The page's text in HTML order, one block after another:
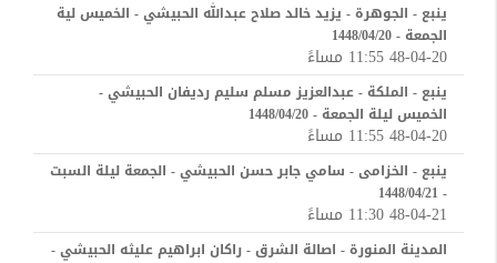
ينبع - الجوهرة - يزيد خالد صلاح عبدالله الحبيشي - الخميس لية
الجمعة - 1448/04/20
48-04-20 11:55 مساءً
ينبع - الملكة - عبدالعزيز مسلم سليم رديفان الحبيشي -
الخميس ليلة الجمعة - 1448/04/20
48-04-20 11:55 مساءً
ينبع - الخزامى - سامي جابر حسن الحبيشي - الجمعة ليلة السبت
- 1448/04/21
48-04-21 11:30 مساءً
المدينة المنورة - اصالة الشرق - راكان ابراهيم عليثه الحبيشي -